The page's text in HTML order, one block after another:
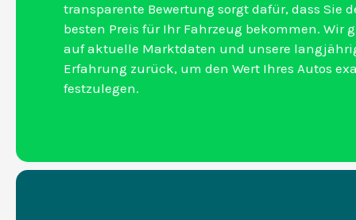
transparente Bewertung sorgt dafür, dass Sie
besten Preis für Ihr Fahrzeug bekommen. Wir
auf aktuelle Marktdaten und unsere
Erfahrung zurück, um den Wert Ihres Autos
festzulegen.